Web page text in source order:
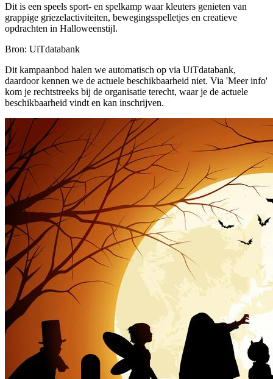
Dit is een speels sport- en spelkamp waar kleuters genieten van
grappige griezelactiviteiten, bewegingsspelletjes en creatieve
opdrachten in Halloweenstijl.
Bron: UiTdatabank
Dit kampaanbod halen we automatisch op via UiTdatabank,
daardoor kennen we de actuele beschikbaarheid niet. Via 'Meer info'
kom je rechtstreeks bij de organisatie terecht, waar je de actuele
beschikbaarheid vindt en kan inschrijven.